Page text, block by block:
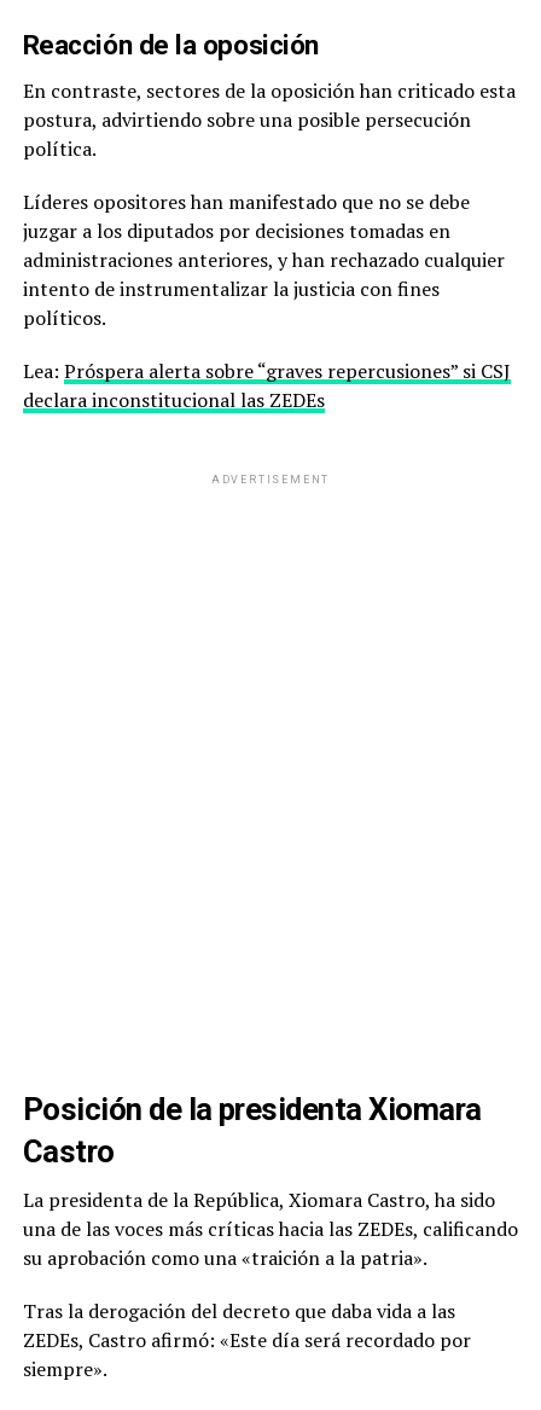
Reacción de la oposición
En contraste, sectores de la oposición han criticado esta
postura, advirtiendo sobre una posible persecución
política.
Líderes opositores han manifestado que no se debe
juzgar a los diputados por decisiones tomadas en
administraciones anteriores, y han rechazado cualquier
intento de instrumentalizar la justicia con fines
políticos.
Lea: Próspera alerta sobre “graves repercusiones” si CSJ
declara inconstitucional las ZEDEs
ADVERTISEMENT
Posición de la presidenta Xiomara
Castro
La presidenta de la República, Xiomara Castro, ha sido
una de las voces más críticas hacia las ZEDEs, calificando
su aprobación como una «traición a la patria».
Tras la derogación del decreto que daba vida a las
ZEDEs, Castro afirmó: «Este día será recordado por
siempre».